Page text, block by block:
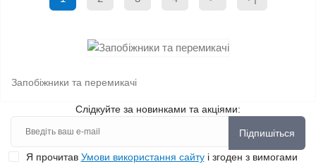
Запобіжники та перемикачі
Слідкуйте за новинками та акціями:
Підпишіться
Я прочитав Умови використання сайтуі згоден з вимогами